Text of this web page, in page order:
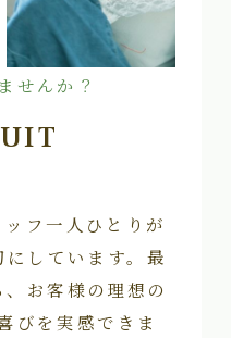
せんか？
フ一人ひとりが
しています。最
お客様の理想の
びを実感できま